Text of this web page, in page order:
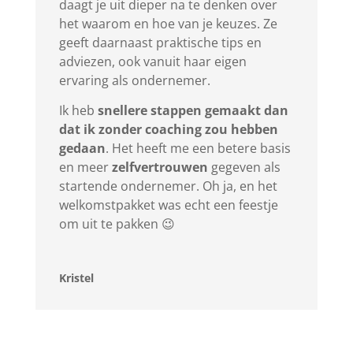
daagt je uit dieper na te denken over
het waarom en hoe van je keuzes. Ze
geeft daarnaast praktische tips en
adviezen, ook vanuit haar eigen
ervaring als ondernemer.
Ik heb snellere stappen gemaakt dan
dat ik zonder coaching zou hebben
gedaan. Het heeft me een betere basis
en meerzelfvertrouwen gegeven als
startende ondernemer. Oh ja, en het
welkomstpakket was echt een feestje
om uit te pakken 😉
Kristel